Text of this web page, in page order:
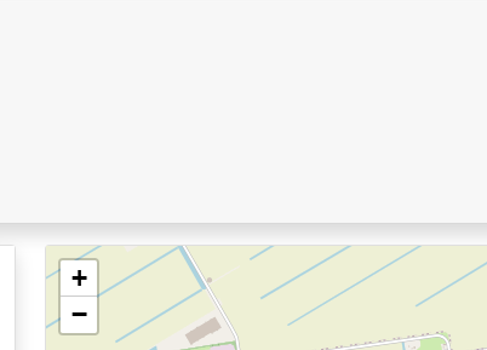
Geen tankstations met locatiegegevens gevonden.
De kaart kan niet worden weergegeven zonder GPS coördinaten.
+
−